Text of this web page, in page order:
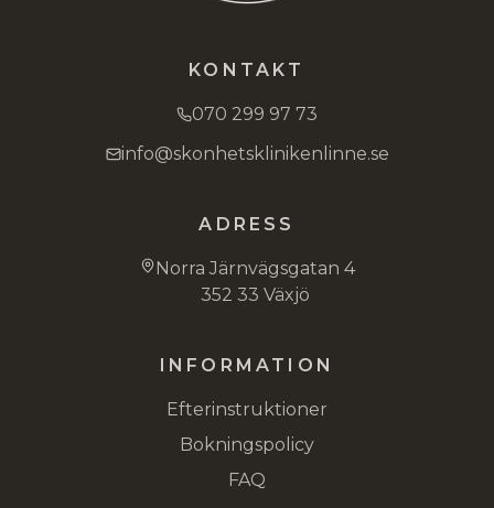
KONTAKT
070 299 97 73
info@skonhetsklinikenlinne.se
ADRESS
Norra Järnvägsgatan 4
352 33 Växjö
INFORMATION
Efterinstruktioner
Bokningspolicy
FAQ